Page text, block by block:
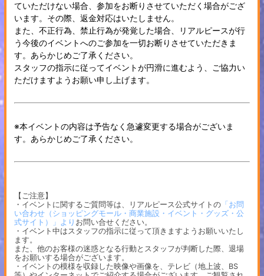
ていただけない場合、参加をお断りさせていただく場合がござ
います。その際、返金対応はいたしません。
また、不正行為、禁止行為が発覚した場合、リアルピースが行
う今後のイベントへのご参加を一切お断りさせていただきま
す。あらかじめご了承ください。
スタッフの指示に従ってイベントが円滑に進むよう、ご協力い
ただけますようお願い申し上げます。
※本イベントの内容は予告なく急遽変更する場合がございま
す。あらかじめご了承ください。
【ご注意】
・イベントに関するご質問等は、リアルピース公式サイトの「お問
い合わせ（ショッピングモール・商業施設・イベント・グッズ・公
式サイト）」より お問い合せください。
・イベント中はスタッフの指示に従って頂きますようお願いいたし
ます。
また、他のお客様の迷惑となる行動とスタッフが判断した際、退場
をお願いする場合がございます。
・イベントの模様を収録した映像や画像を、テレビ（地上波、BS